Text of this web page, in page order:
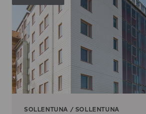
SOLLENTUNA / SOLLENTUNA